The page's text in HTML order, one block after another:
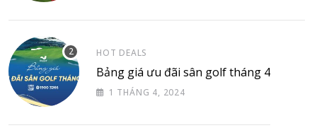
HOT DEALS
Bảng giá ưu đãi sân golf tháng 4
1 THÁNG 4, 2024